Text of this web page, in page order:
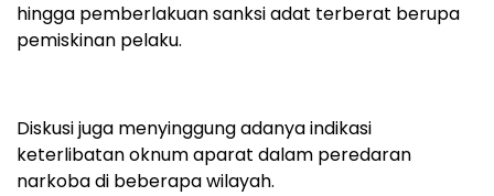
hingga pemberlakuan sanksi adat terberat berupa
pemiskinan pelaku.
Diskusi juga menyinggung adanya indikasi
keterlibatan oknum aparat dalam peredaran
narkoba di beberapa wilayah.